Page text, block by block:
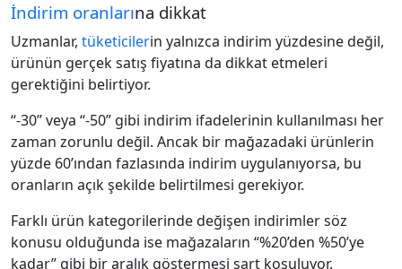
İndirim oranlarına dikkat
Uzmanlar, tüketicilerin yalnızca indirim yüzdesine değil,
ürünün gerçek satış fiyatına da dikkat etmeleri
gerektiğini belirtiyor.
“-30” veya “-50” gibi indirim ifadelerinin kullanılması her
zaman zorunlu değil. Ancak bir mağazadaki ürünlerin
yüzde 60’ından fazlasında indirim uygulanıyorsa, bu
oranların açık şekilde belirtilmesi gerekiyor.
Farklı ürün kategorilerinde değişen indirimler söz
konusu olduğunda ise mağazaların “%20’den %50’ye
kadar” gibi bir aralık göstermesi şart koşuluyor.